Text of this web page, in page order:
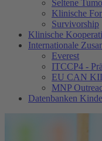
Seltene
Klinische
Survivorship
Klinische
Internationale
Everest
ITCCP4 -
EU CAN
MNP
Datenbanken